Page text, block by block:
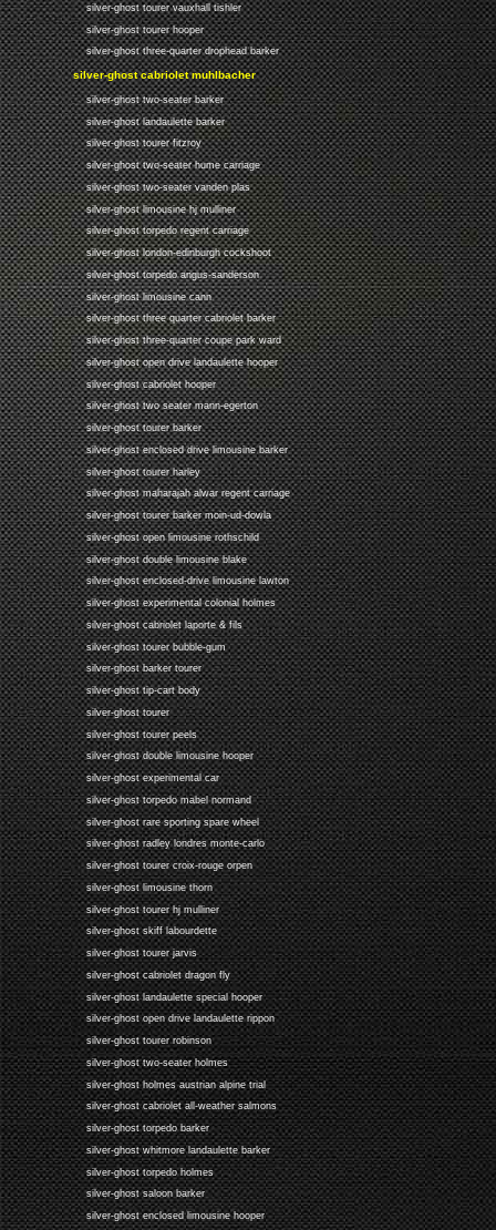
silver-ghost tourer vauxhall tishler
silver-ghost tourer hooper
silver-ghost three-quarter drophead barker
silver-ghost cabriolet muhlbacher
silver-ghost two-seater barker
silver-ghost landaulette barker
silver-ghost tourer fitzroy
silver-ghost two-seater hume carriage
silver-ghost two-seater vanden plas
silver-ghost limousine hj mulliner
silver-ghost torpedo regent carriage
silver-ghost london-edinburgh cockshoot
silver-ghost torpedo angus-sanderson
silver-ghost limousine cann
silver-ghost three quarter cabriolet barker
silver-ghost three-quarter coupe park ward
silver-ghost open drive landaulette hooper
silver-ghost cabriolet hooper
silver-ghost two seater mann-egerton
silver-ghost tourer barker
silver-ghost enclosed drive limousine barker
silver-ghost tourer harley
silver-ghost maharajah alwar regent carriage
silver-ghost tourer barker moin-ud-dowla
silver-ghost open limousine rothschild
silver-ghost double limousine blake
silver-ghost enclosed-drive limousine lawton
silver-ghost experimental colonial holmes
silver-ghost cabriolet laporte & fils
silver-ghost tourer bubble-gum
silver-ghost barker tourer
silver-ghost tip-cart body
silver-ghost tourer
silver-ghost tourer peels
silver-ghost double limousine hooper
silver-ghost experimental car
silver-ghost torpedo mabel normand
silver-ghost rare sporting spare wheel
silver-ghost radley londres monte-carlo
silver-ghost tourer croix-rouge orpen
silver-ghost limousine thorn
silver-ghost tourer hj mulliner
silver-ghost skiff labourdette
silver-ghost tourer jarvis
silver-ghost cabriolet dragon fly
silver-ghost landaulette special hooper
silver-ghost open drive landaulette rippon
silver-ghost tourer robinson
silver-ghost two-seater holmes
silver-ghost holmes austrian alpine trial
silver-ghost cabriolet all-weather salmons
silver-ghost torpedo barker
silver-ghost whitmore landaulette barker
silver-ghost torpedo holmes
silver-ghost saloon barker
silver-ghost enclosed limousine hooper